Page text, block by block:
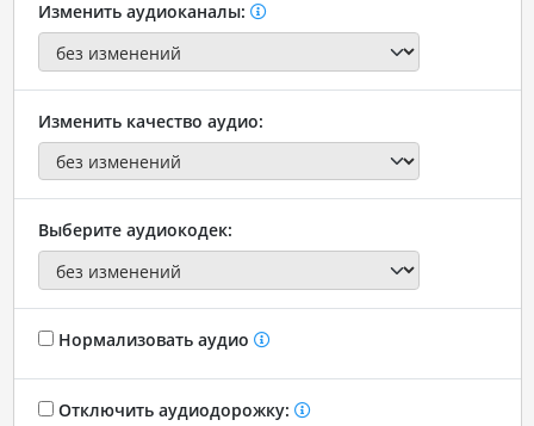
Изменить аудиоканалы:
Изменить качество аудио:
Выберите аудиокодек:
Нормализовать аудио
Отключить аудиодорожку: